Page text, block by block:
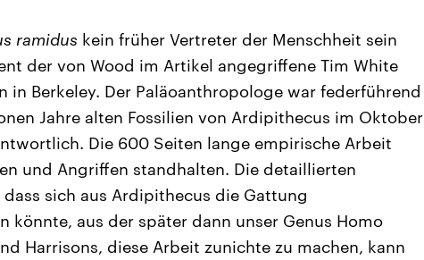
ramidus kein früher Vertreter der Menschheit sein
der von Wood im Artikel angegriffene Tim White
in Berkeley. Der Paläoanthropologe war federführend
Jahre alten Fossilien von Ardipithecus im Oktober
Die 600 Seiten lange empirische Arbeit
und Angriffen standhalten. Die detaillierten
sich aus Ardipithecus die Gattung
könnte, aus der später dann unser Genus Homo
Harrisons, diese Arbeit zunichte zu machen, kann